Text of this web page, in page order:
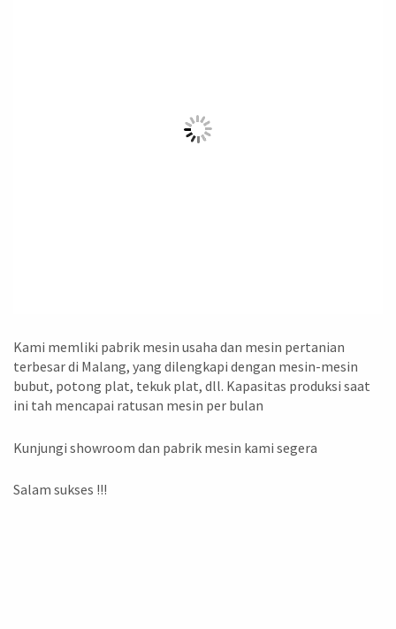
Kami memliki pabrik mesin usaha dan mesin pertanian
terbesar di Malang, yang dilengkapi dengan mesin-mesin
bubut, potong plat, tekuk plat, dll. Kapasitas produksi saat
ini tah mencapai ratusan mesin per bulan
Kunjungi showroom dan pabrik mesin kami segera
Salam sukses !!!